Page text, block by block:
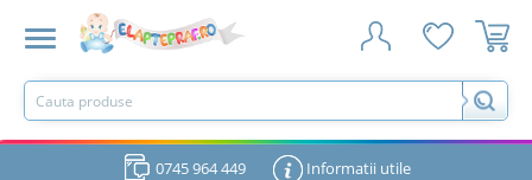
0745 964 449 Informatii utile